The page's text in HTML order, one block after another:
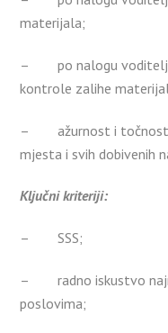
materijala;
– po nalogu voditelja
kontrole zalihe
– ažurnost i točnost
mjesta i svih dobivenih
Ključni kriteriji:
– SSS;
– radno iskustvo
poslovima;